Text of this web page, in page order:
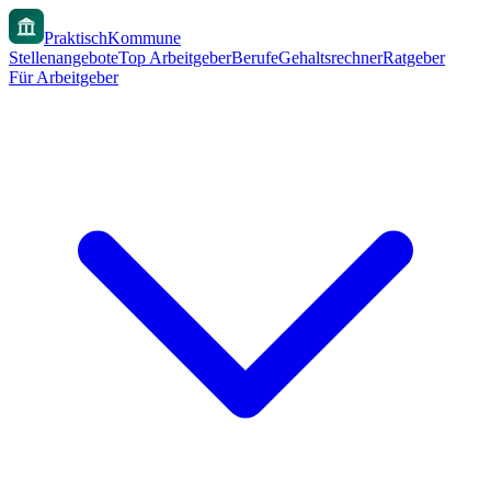
PraktischKommune
StellenangeboteTop ArbeitgeberBerufeGehaltsrechnerRatgeber
Für Arbeitgeber